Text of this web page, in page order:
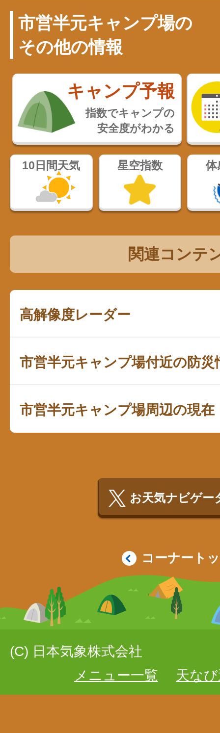
市営半元キャンプ場の
その他の情報
キャンプ予報
指数でキャンプの
安全度がわかる
10日間天気 星空指数 体
関連コンテ
高解像度レーダー
市営半元キャンプ場付近の防災
市営半元キャンプ場周辺の現在
お天気ナビゲー
コーナート
(C) 日本気象株式会社
メニュー一覧
天な